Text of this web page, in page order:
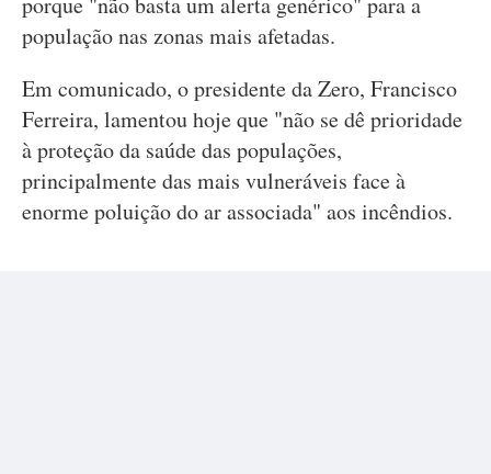
população nas zonas mais afetadas.
Em comunicado, o presidente da Zero, Francisco
Ferreira, lamentou hoje que "não se dê prioridade
à proteção da saúde das populações,
principalmente das mais vulneráveis face à
enorme poluição do ar associada" aos incêndios.